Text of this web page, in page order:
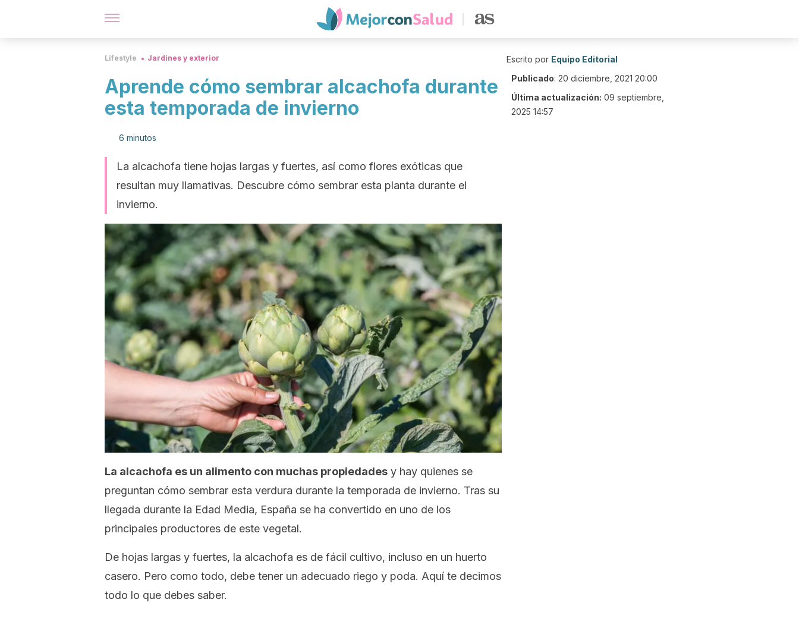
Lifestyle Jardines y exterior
Aprende cómo sembrar alcachofa durante
esta temporada de invierno
6 minutos
La alcachofa tiene hojas largas y fuertes, así como flores exóticas que
resultan muy llamativas. Descubre cómo sembrar esta planta durante el
invierno.
La alcachofa es un alimento con muchas propiedades y hay quienes se
preguntan cómo sembrar esta verdura durante la temporada de invierno. Tras su
llegada durante la Edad Media, España se ha convertido en uno de los
principales productores de este vegetal.
De hojas largas y fuertes, la alcachofa es de fácil cultivo, incluso en un huerto
casero. Pero como todo, debe tener un adecuado riego y poda. Aquí te decimos
todo lo que debes saber.
Escrito por Equipo Editorial
Publicado: 20 diciembre, 2021 20:00
Última actualización: 09 septiembre,
2025 14:57